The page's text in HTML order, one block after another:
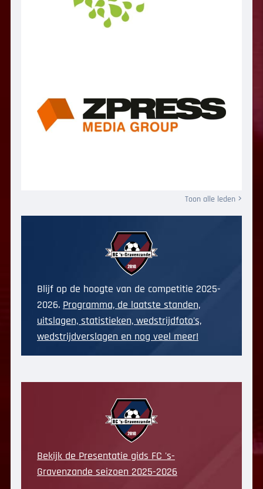
Toon alle leden
Blijf op de hoogte van de competitie 2025-
2026. Programma, de laatste standen,
uitslagen, statistieken, wedstrijdfoto's,
wedstrijdverslagen en nog veel meer!
Bekijk de Presentatie gids FC 's-
Gravenzande seizoen 2025-2026